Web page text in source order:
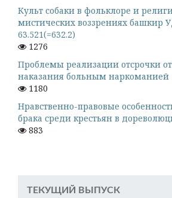
Культ собаки в фольклоре и
мистических воззрениях башкир
63.521(=632.2)
1276
Проблемы реализации отсрочки
наказания больным наркоманией
1180
Нравственно-правовые
брака среди крестьян в
883
ТЕКУЩИЙ ВЫПУСК